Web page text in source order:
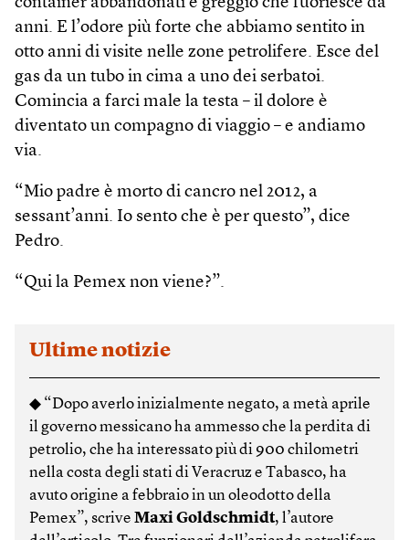
anni. E l’odore più forte che abbiamo sentito in
otto anni di visite nelle zone petrolifere. Esce del
gas da un tubo in cima a uno dei serbatoi.
Comincia a farci male la testa – il dolore è
diventato un compagno di viaggio – e andiamo
via.
“Mio padre è morto di cancro nel 2012, a
sessant’anni. Io sento che è per questo”, dice
Pedro.
“Qui la Pemex non viene?”.
Ultime notizie
◆ “Dopo averlo inizialmente negato, a metà aprile
il governo messicano ha ammesso che la perdita di
petrolio, che ha interessato più di 900 chilometri
nella costa degli stati di Veracruz e Tabasco, ha
avuto origine a febbraio in un oleodotto della
Pemex”, scrive Maxi Goldschmidt, l’autore